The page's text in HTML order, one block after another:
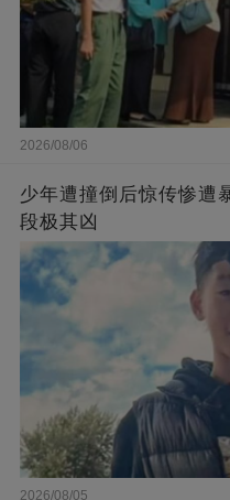
2026/08/06
少年遭撞倒后惊传惨遭
段极其凶
2026/08/05